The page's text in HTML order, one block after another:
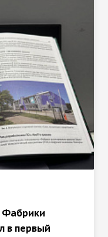
Фабрики
в первый